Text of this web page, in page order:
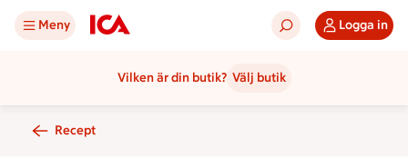
Meny Logga in
Vilken är din butik? Välj butik
Recept